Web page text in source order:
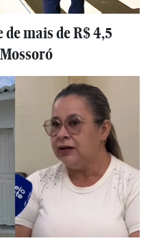
de mais de R$ 4,5